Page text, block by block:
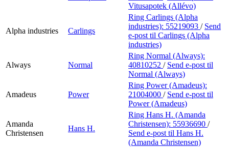
Vitusapotek (Allévo)
Alpha industries Carlings
Ring Carlings (Alpha
industries): 55219093 / Send
e-post til Carlings (Alpha
industries)
Always Normal
Ring Normal (Always):
40810252 / Send e-post til
Normal (Always)
Amadeus Power
Ring Power (Amadeus):
21004000 / Send e-post til
Power (Amadeus)
Amanda
Christensen
Hans H.
Ring Hans H. (Amanda
Christensen): 55936690 /
Send e-post til Hans H.
(Amanda Christensen)